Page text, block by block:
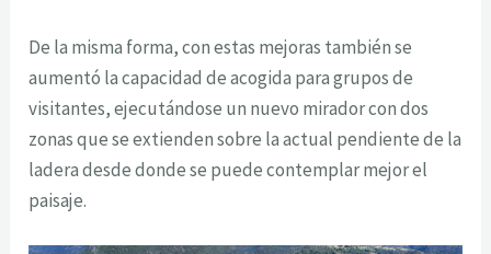
De la misma forma, con estas mejoras también se
aumentó la capacidad de acogida para grupos de
visitantes, ejecutándose un nuevo mirador con dos
zonas que se extienden sobre la actual pendiente de la
ladera desde donde se puede contemplar mejor el
paisaje.